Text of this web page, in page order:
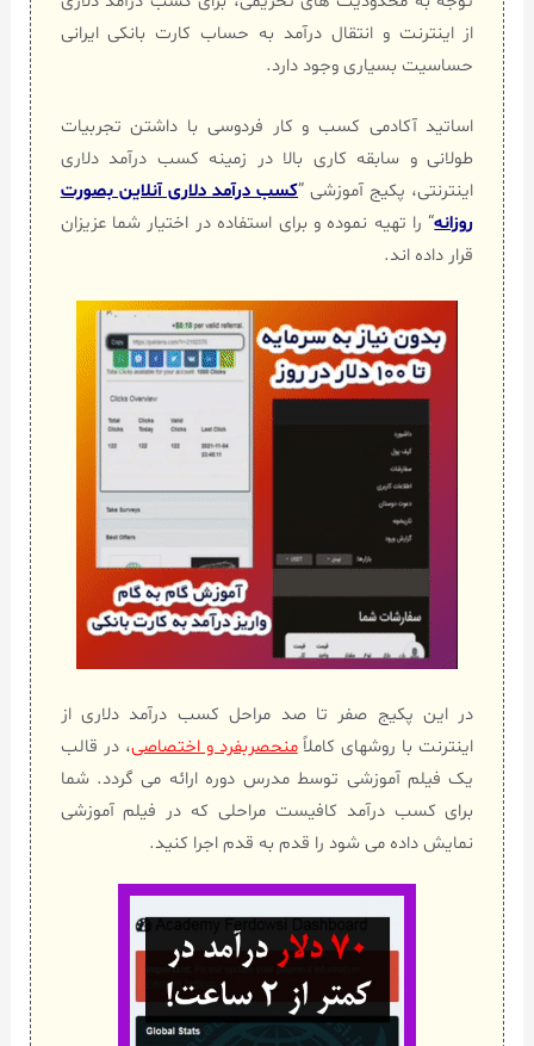
از اینترنت و انتقال درآمد به حساب کارت بانکی ایرانی
حساسیت بسیاری وجود دارد.
اساتید آکادمی کسب و کار فردوسی با داشتن تجربیات
طولانی و سابقه کاری بالا در زمینه کسب درآمد دلاری
اینترنتی، پکیج آموزشی ”کسب درآمد دلاری آنلاین بصورت
روزانه“ را تهیه نموده و برای استفاده در اختیار شما عزیزان
قرار داده اند.
در این پکیج صفر تا صد مراحل کسب درآمد دلاری از
اینترنت با روشهای کاملاًمنحصربفرد و اختصاصی، در قالب
یک فیلم آموزشی توسط مدرس دوره ارائه می گردد. شما
برای کسب درآمد کافیست مراحلی که در فیلم آموزشی
نمایش داده می شود را قدم به قدم اجرا کنید.